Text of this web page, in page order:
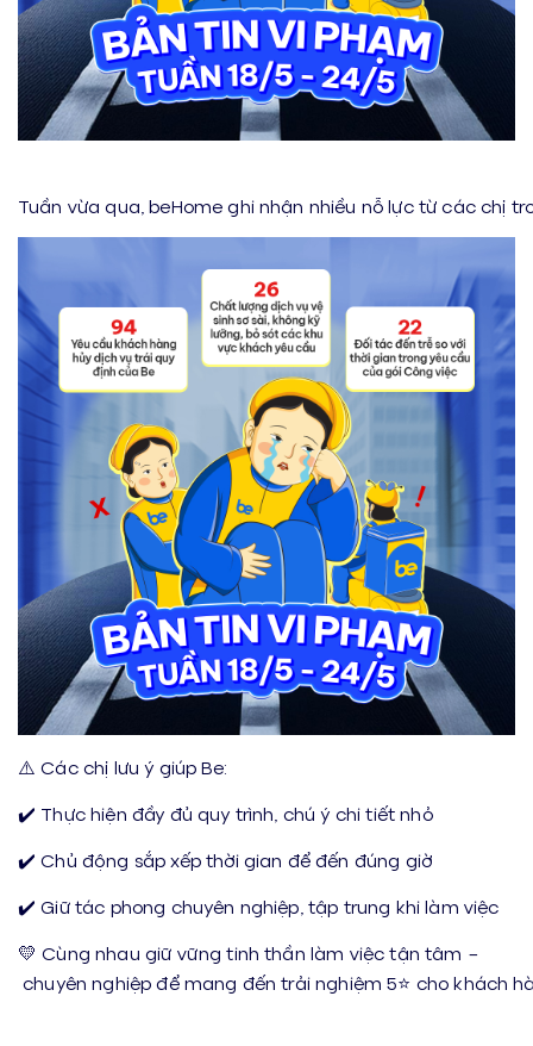
Tuần vừa qua, beHome ghi nhận nhiều nỗ lực từ các chị
⚠️ Các chị lưu ý giúp Be:
✔️ Thực hiện đầy đủ quy trình, chú ý chi tiết nhỏ
✔️ Chủ động sắp xếp thời gian để đến đúng giờ
✔️ Giữ tác phong chuyên nghiệp, tập trung khi làm việc
💛 Cùng nhau giữ vững tinh thần làm việc tận tâm –
chuyên nghiệp để mang đến trải nghiệm 5⭐ cho khách